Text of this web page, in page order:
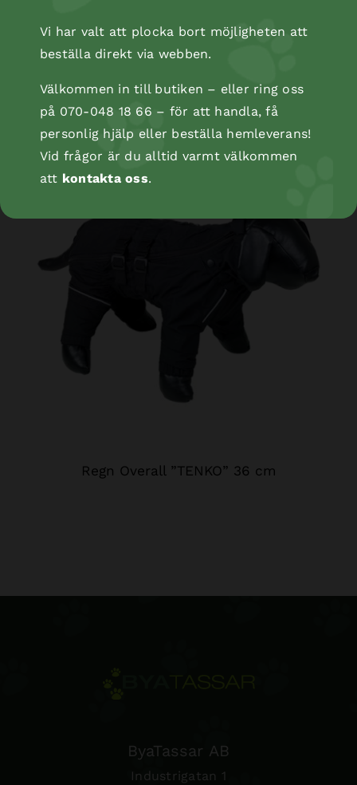
Dog Sweater JILL brun 32 cm
Regn Overall ”TENKO” 36 cm
ByaTassar AB
Industrigatan 1
Vi har valt att plocka bort möjligheten att
beställa direkt via webben.
Välkommen in till butiken – eller ring oss
på 070-048 18 66 – för att handla, få
personlig hjälp eller beställa hemleverans!
Vid frågor är du alltid varmt välkommen
att kontakta oss.